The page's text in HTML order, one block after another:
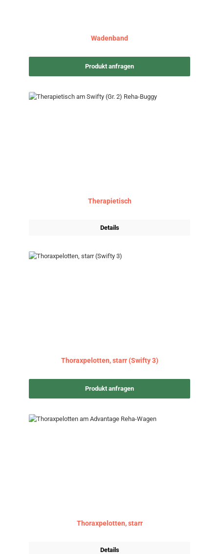
Wadenband
Produkt anfragen
Therapietisch
Details
Thoraxpelotten, starr (Swifty 3)
Produkt anfragen
Thoraxpelotten, starr
Details